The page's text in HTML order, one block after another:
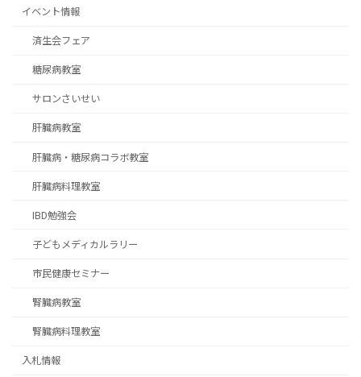
イベント情報
済生会フェア
糖尿病教室
サロンさいせい
肝臓病教室
肝臓病・糖尿病コラボ教室
肝臓病料理教室
IBD勉強会
子どもメディカルラリー
市民健康セミナー
腎臓病教室
腎臓病料理教室
入札情報